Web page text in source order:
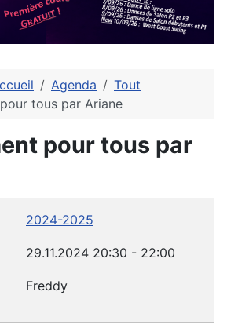
Agenda
Tout
tous par Ariane
pour tous par
2024-2025
29.11.2024 20:30 - 22:00
Freddy